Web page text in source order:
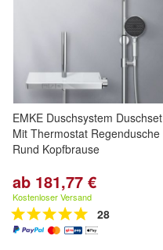
EMKE Duschsystem Duschset
Mit Thermostat Regendusche
Rund Kopfbrause
ab 181,77 €
Kostenloser Versand
28